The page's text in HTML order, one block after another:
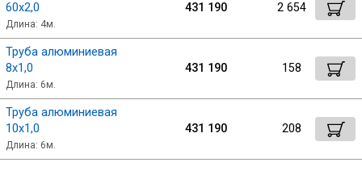
60х2,0
Длина: 4м.
431 190 2 654
Труба алюминиевая
8х1,0
Длина: 6м.
431 190 158
Труба алюминиевая
10х1,0
Длина: 6м.
431 190 208